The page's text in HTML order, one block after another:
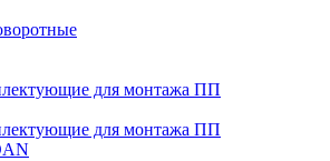
для монтажа ПП
для монтажа ПП